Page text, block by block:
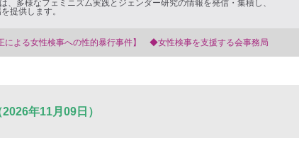
多様なフェミニズム実践とジェンダー研究の情報を発信・集積し、
提供します。
◆女性検事を支援する会事務局
年11月09日）